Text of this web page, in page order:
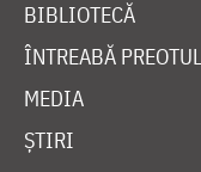
BIBLIOTECĂ
ÎNTREABĂ PREOTUL
MEDIA
ȘTIRI